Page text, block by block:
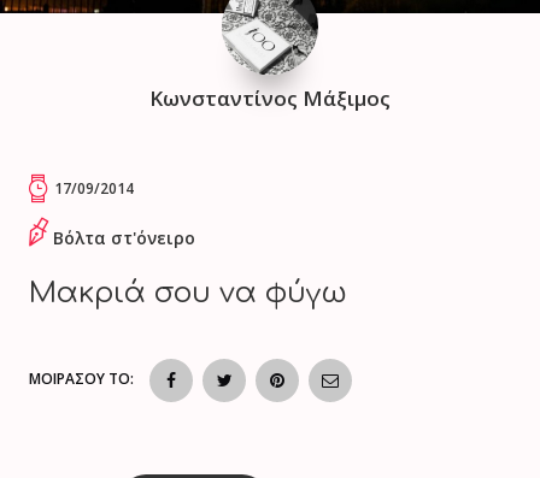
Κωνσταντίνος Μάξιμος
17/09/2014
Βόλτα στ'όνειρο
Μακριά σου να φύγω
ΜΟΙΡΑΣΟΥ ΤΟ: